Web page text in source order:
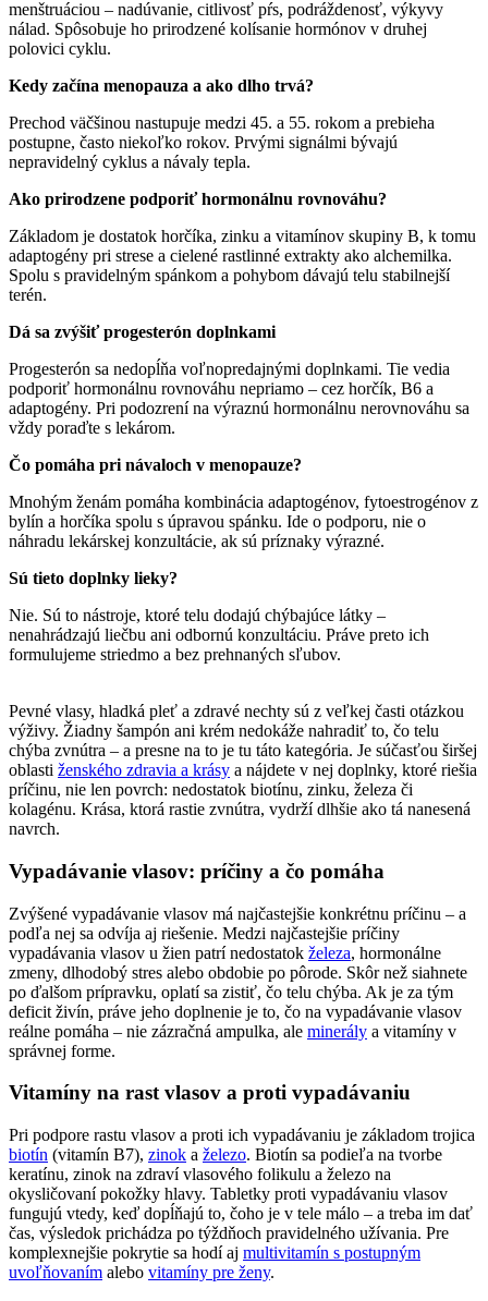
menštruáciou – nadúvanie, citlivosť pŕs, podráždenosť, výkyvy
nálad. Spôsobuje ho prirodzené kolísanie hormónov v druhej
polovici cyklu.
Kedy začína menopauza a ako dlho trvá?
Prechod väčšinou nastupuje medzi 45. a 55. rokom a prebieha
postupne, často niekoľko rokov. Prvými signálmi bývajú
nepravidelný cyklus a návaly tepla.
Ako prirodzene podporiť hormonálnu rovnováhu?
Základom je dostatok horčíka, zinku a vitamínov skupiny B, k tomu
adaptogény pri strese a cielené rastlinné extrakty ako alchemilka.
Spolu s pravidelným spánkom a pohybom dávajú telu stabilnejší
terén.
Dá sa zvýšiť progesterón doplnkami
Progesterón sa nedopĺňa voľnopredajnými doplnkami. Tie vedia
podporiť hormonálnu rovnováhu nepriamo – cez horčík, B6 a
adaptogény. Pri podozrení na výraznú hormonálnu nerovnováhu sa
vždy poraďte s lekárom.
Čo pomáha pri návaloch v menopauze?
Mnohým ženám pomáha kombinácia adaptogénov, fytoestrogénov z
bylín a horčíka spolu s úpravou spánku. Ide o podporu, nie o
náhradu lekárskej konzultácie, ak sú príznaky výrazné.
Sú tieto doplnky lieky?
Nie. Sú to nástroje, ktoré telu dodajú chýbajúce látky –
nenahrádzajú liečbu ani odbornú konzultáciu. Práve preto ich
formulujeme striedmo a bez prehnaných sľubov.
Pevné vlasy, hladká pleť a zdravé nechty sú z veľkej časti otázkou
výživy. Žiadny šampón ani krém nedokáže nahradiť to, čo telu
chýba zvnútra – a presne na to je tu táto kategória. Je súčasťou širšej
oblasti ženského zdravia a krásy a nájdete v nej doplnky, ktoré riešia
príčinu, nie len povrch: nedostatok biotínu, zinku, železa či
kolagénu. Krása, ktorá rastie zvnútra, vydrží dlhšie ako tá nanesená
navrch.
Vypadávanie vlasov: príčiny a čo pomáha
Zvýšené vypadávanie vlasov má najčastejšie konkrétnu príčinu – a
podľa nej sa odvíja aj riešenie. Medzi najčastejšie príčiny
vypadávania vlasov u žien patrí nedostatok železa, hormonálne
zmeny, dlhodobý stres alebo obdobie po pôrode. Skôr než siahnete
po ďalšom prípravku, oplatí sa zistiť, čo telu chýba. Ak je za tým
deficit živín, práve jeho doplnenie je to, čo na vypadávanie vlasov
reálne pomáha – nie zázračná ampulka, ale minerály a vitamíny v
správnej forme.
Vitamíny na rast vlasov a proti vypadávaniu
Pri podpore rastu vlasov a proti ich vypadávaniu je základom trojica
biotín (vitamín B7), zinok a železo. Biotín sa podieľa na tvorbe
keratínu, zinok na zdraví vlasového folikulu a železo na
okysličovaní pokožky hlavy. Tabletky proti vypadávaniu vlasov
fungujú vtedy, keď dopĺňajú to, čoho je v tele málo – a treba im dať
čas, výsledok prichádza po týždňoch pravidelného užívania. Pre
komplexnejšie pokrytie sa hodí aj multivitamín s postupným
uvoľňovaním alebo vitamíny pre ženy.